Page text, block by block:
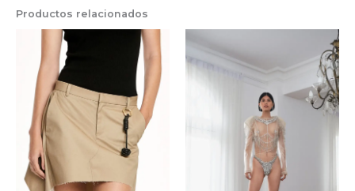
Productos relacionados